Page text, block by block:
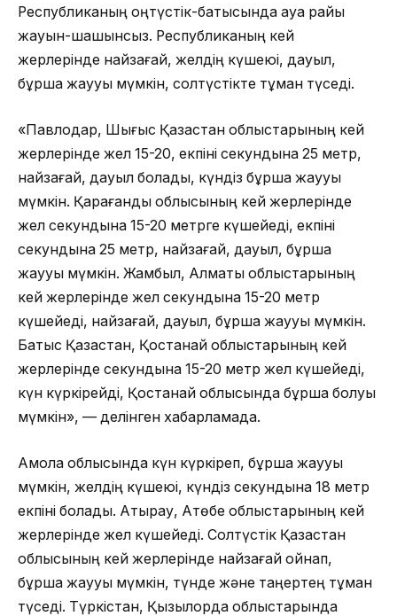
Республиканың оңтүстік-батысында ауа райы
жауын-шашынсыз. Республиканың кей
жерлерінде найзағай, желдің күшеюі, дауыл,
бұршақ жаууы мүмкін, солтүстікте тұман түседі.
«Павлодар, Шығыс Қазақстан облыстарының кей
жерлерінде жел 15-20, екпіні секундына 25 метр,
найзағай, дауыл болады, күндіз бұршақ жаууы
мүмкін. Қарағанды облысының кей жерлерінде
жел секундына 15-20 метрге күшейеді, екпіні
секундына 25 метр, найзағай, дауыл, бұршақ
жаууы мүмкін. Жамбыл, Алматы облыстарының
кей жерлерінде жел секундына 15-20 метр
күшейеді, найзағай, дауыл, бұршақ жаууы мүмкін.
Батыс Қазақстан, Қостанай облыстарының кей
жерлерінде секундына 15-20 метр жел күшейеді,
күн күркірейді, Қостанай облысында бұршақ болуы
мүмкін», — делінген хабарламада.
Ақмола облысында күн күркіреп, бұршақ жаууы
мүмкін, желдің күшеюі, күндіз секундына 18 метр
екпіні болады. Атырау, Ақтөбе облыстарының кей
жерлерінде жел күшейеді. Солтүстік Қазақстан
облысының кей жерлерінде найзағай ойнап,
бұршақ жаууы мүмкін, түнде және таңертең тұман
түседі. Түркістан, Қызылорда облыстарында